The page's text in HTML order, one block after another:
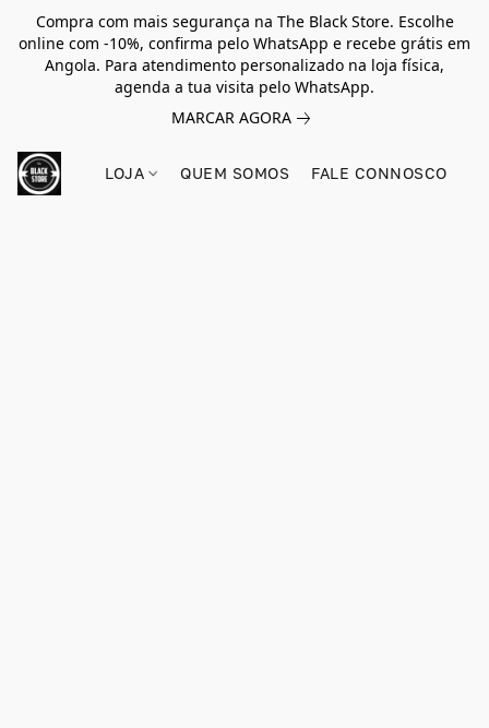
Compra com mais segurança na The Black Store. Escolhe
online com -10%, confirma pelo WhatsApp e recebe grátis em
Angola. Para atendimento personalizado na loja física,
agenda a tua visita pelo WhatsApp.
MARCAR AGORA
LOJA QUEM SOMOS FALE CONNOSCO